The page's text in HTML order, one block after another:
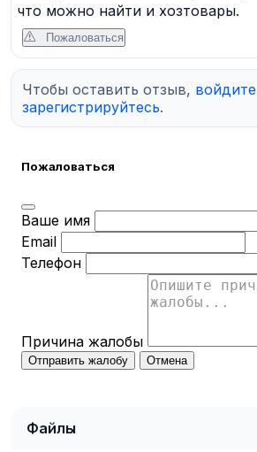
что можно найти и хозтовары.
Пожаловаться
Чтобы оставить отзыв, войдите
зарегистрируйтесь.
Пожаловаться
Ваше имя
Email
Телефон
Причина жалобы
Отправить жалобу Отмена
Файлы